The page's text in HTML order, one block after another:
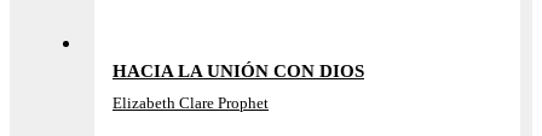
HACIA LA UNIÓN CON DIOS
Elizabeth Clare Prophet